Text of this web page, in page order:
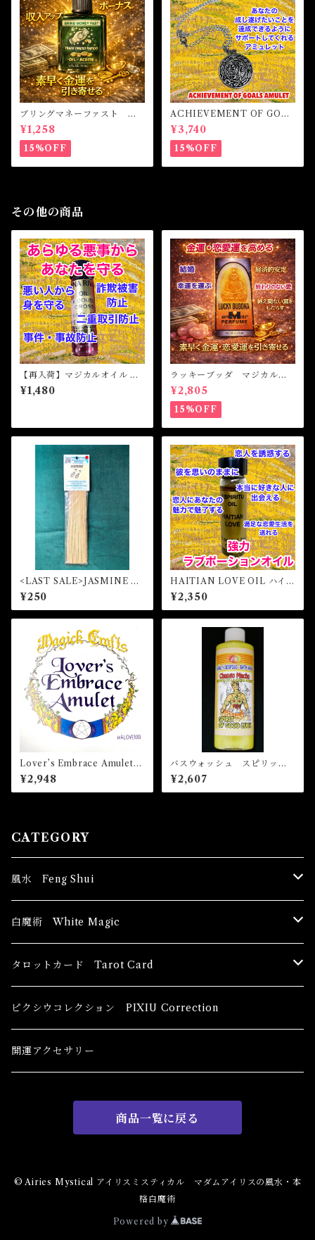
ブリングマネーファスト マ
ジカルオイル・魔女オイル B
RING MONEY FAST Magi
cal Oil
¥1,258
15%OFF
ACHIEVEMENT OF GOAL
S AMULET -あなたを目標達
成へと導くアミュレット-
¥3,740
15%OFF
その他の商品
【再入荷】マジカルオイル ダ
ブルクロス Magical Oil DOU
BLE CROSS
¥1,480
ラッキーブッダ マジカルオ
イル・魔女オイル LUCKY
BUDDHA Magical Oil
¥2,805
15%OFF
<LAST SALE>JASMINE マ
ジカルスティックインセンス
¥250
HAITIAN LOVE OIL ハイチ
ャンラブオイル
¥2,350
Lover’s Embrace Amulet
ラバーズエンブレーズアミュ
レット 白魔術アミュレット
¥2,948
バスウォッシュ スピリット
オブグッドラック Bath Was
h SPIRIT OF GOOD LUCK
¥2,607
CATEGORY
風水 Feng Shui
ブッダ Buddha
恋愛運
健康運 Health
金運 Money
キーチェーン
金運 Money
干支風水置き物
ブレスレット Bracelet
白魔術 White Magic
香油 Oils
恋愛 Love
金運 Money
スピリチュアル Spiritual
キャンドル Candles
恋愛 Love
線香 Stick Incense
パウダー Magical Powder
仕事
バス＆フロアウォッシュ Bath&Floor Wash
バスハーブ Bath Herb
タロットカード Tarot Card
初心者向け For The Beginners
中級者向け
ピクシウコレクション PIXIU Correction
開運アクセサリー
商品一覧に戻る
© Airies Mystical アイリスミスティカル マダムアイリスの風水・本
格白魔術
Powered by